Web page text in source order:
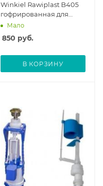
Winkiel Rawiplast B405
гофрированная для
унитаза
Мало
850 руб.
В КОРЗИНУ